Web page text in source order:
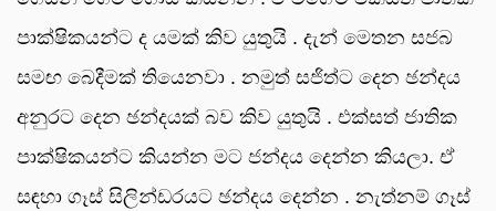
පාක්ෂිකයන්ට ද යමක් කිව යුතුයි . දැන් මෙතන සජබ
සමඟ බෙදීමක් තියෙනවා . නමුත් සජිත්ට දෙන ඡන්දය
අනුරට දෙන ඡන්දයක් බව කිව යුතුයි . එක්සත් ජාතික
පාක්ෂිකයන්ට කියන්න මට ජන්දය දෙන්න කියලා. ඒ
සඳහා ගෑස් සිලින්ඩරයට ඡන්දය දෙන්න . නැත්නම් ගෑස්